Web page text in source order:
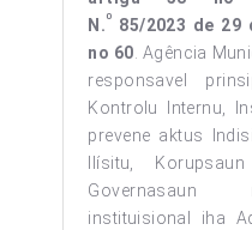
N. 0
85/2023 de 29
no 60 . Agência
responsavel
Kontrolu Internu,
prevene aktus
Ilísitu,
Governasaun
instituisional iha